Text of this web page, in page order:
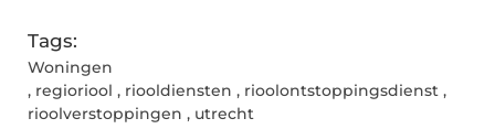
Tags:
Woningen
, regioriool , riooldiensten , rioolontstoppingsdienst ,
rioolverstoppingen , utrecht